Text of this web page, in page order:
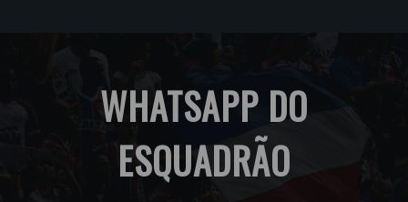
WHATSAPP DO
ESQUADRÃO